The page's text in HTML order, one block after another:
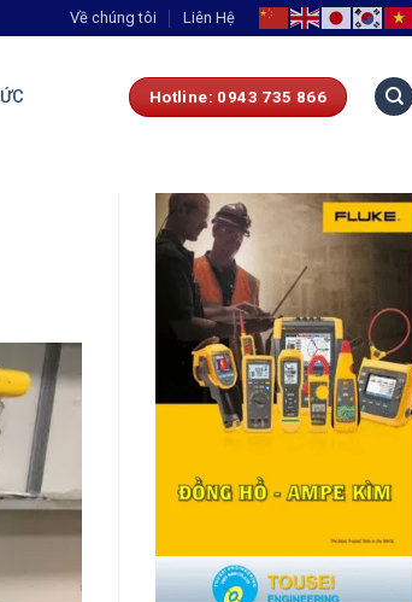
Về chúng tôi Liên Hệ
Hotline: 0943 735 866